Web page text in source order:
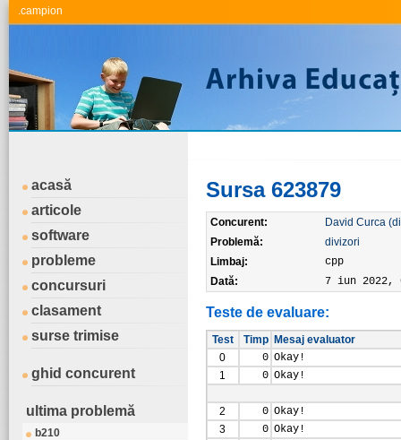
.campion
acasă
articole
software
probleme
concursuri
clasament
surse trimise
ghid concurent
ultima problemă
b210
Sursa 623879
Concurent:
David Curca
Problemă:
divizori
Limbaj:
cpp
Dată:
7 iun 2022,
Teste de evaluare:
Test Timp Mesaj evaluator
0
0 Okay!
1
0 Okay!
2 0 Okay!
3
0 Okay!